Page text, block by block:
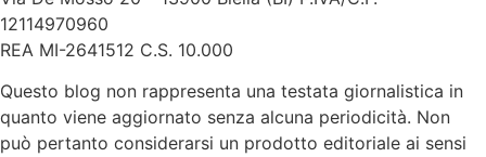
12114970960
REA MI-2641512 C.S. 10.000
Questo blog non rappresenta una testata giornalistica in
quanto viene aggiornato senza alcuna periodicità. Non
può pertanto considerarsi un prodotto editoriale ai sensi